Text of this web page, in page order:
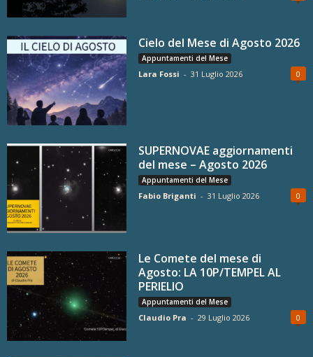
Cielo del Mese di Agosto 2026
Appuntamenti del Mese
Lara Fossi - 31 Luglio 2026 0
SUPERNOVAE aggiornamenti
del mese – Agosto 2026
Appuntamenti del Mese
Fabio Briganti - 31 Luglio 2026 0
Le Comete del mese di
Agosto: LA 10P/TEMPEL AL
PERIELIO
Appuntamenti del Mese
Claudio Pra - 29 Luglio 2026 0